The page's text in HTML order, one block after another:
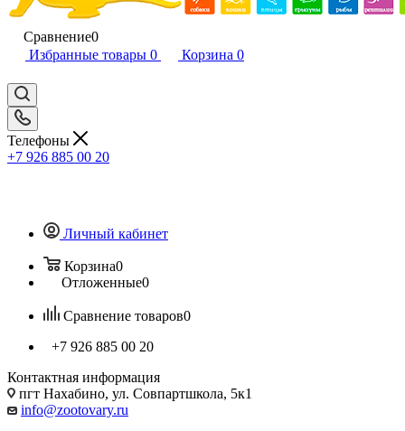
Сравнение0
Избранные товары 0 Корзина 0
Телефоны
+7 926 885 00 20
Личный кабинет
Корзина0
Отложенные0
Сравнение товаров0
+7 926 885 00 20
Контактная информация
пгт Нахабино, ул. Совпартшкола, 5к1
info@zootovary.ru